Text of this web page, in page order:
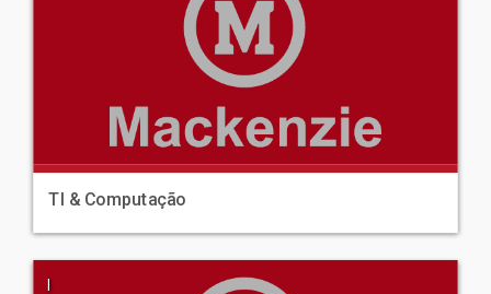
TI & Computação
|